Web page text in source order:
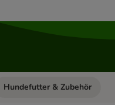
Kategorie-Menü öffnen:
Hundefutter & Zubehör